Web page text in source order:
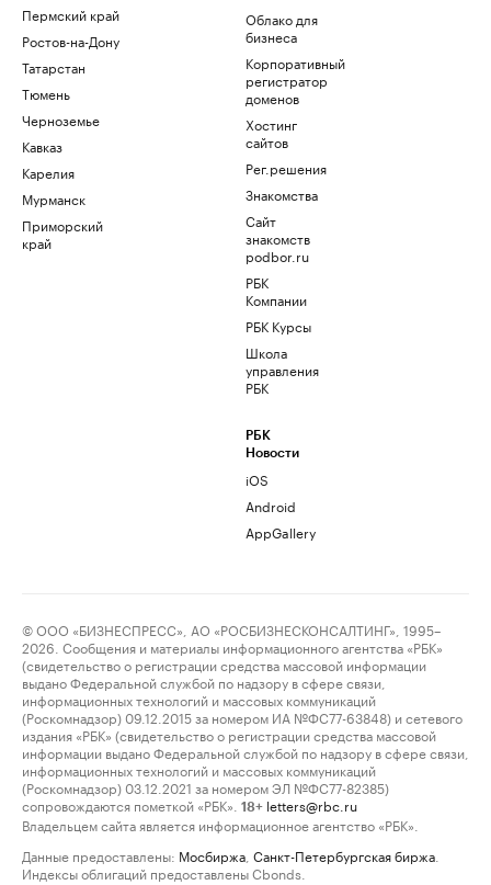
Пермский край
Ростов-на-Дону
Татарстан
Тюмень
Черноземье
Кавказ
Карелия
Мурманск
Приморский
край
Облако для
бизнеса
Корпоративный
регистратор
доменов
Хостинг
сайтов
Рег.решения
Знакомства
Сайт
знакомств
podbor.ru
РБК
Компании
РБК Курсы
Школа
управления
РБК
РБК
Новости
iOS
Android
AppGallery
© ООО «БИЗНЕСПРЕСС», АО «РОСБИЗНЕСКОНСАЛТИНГ», 1995–
2026. Сообщения и материалы информационного агентства «РБК»
(свидетельство о регистрации средства массовой информации
выдано Федеральной службой по надзору в сфере связи,
информационных технологий и массовых коммуникаций
(Роскомнадзор) 09.12.2015 за номером ИА №ФС77-63848) и сетевого
издания «РБК» (свидетельство о регистрации средства массовой
информации выдано Федеральной службой по надзору в сфере связи,
информационных технологий и массовых коммуникаций
(Роскомнадзор) 03.12.2021 за номером ЭЛ №ФС77-82385)
сопровождаются пометкой «РБК».
18+ letters@rbc.ru
Владельцем сайта является информационное агентство «РБК».
Данные предоставлены: Мосбиржа Санкт-Петербургская биржа
Индексы облигаций предоставлены Cbonds.